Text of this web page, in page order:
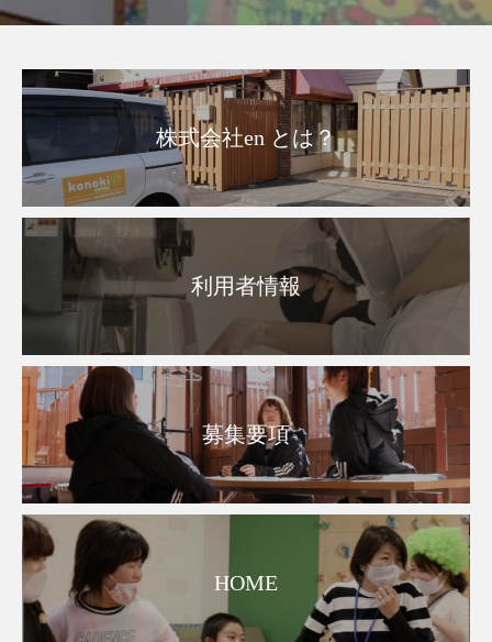
株式会社en とは？
利用者情報
募集要項
HOME